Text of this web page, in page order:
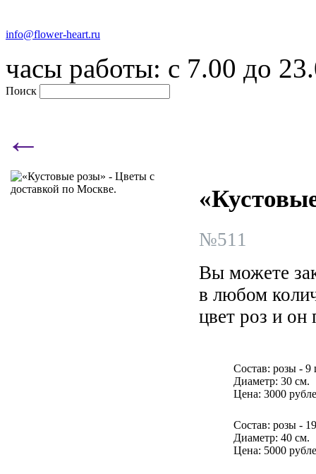
info@flower-heart.ru
часы работы: с 7.00 до
Поиск
←
№511
Вы можете
в любом
цвет роз и он
Состав: розы - 9
Диаметр: 30 см.
Цена: 3000
Состав: розы -
Диаметр: 40 см.
Цена: 5000